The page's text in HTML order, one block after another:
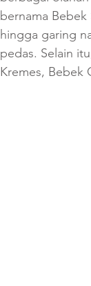
bernama
hingga garing
pedas. Selain
Kremes, Bebek